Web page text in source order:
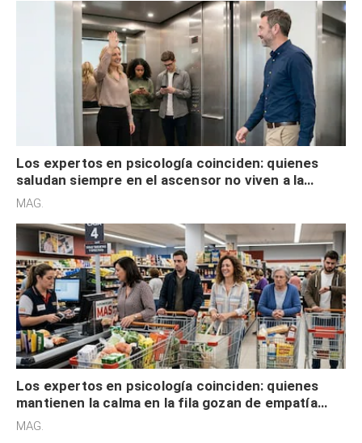
Los expertos en psicología coinciden: quienes
saludan siempre en el ascensor no viven a la
defensiva y tienen apertura social
MAG.
Los expertos en psicología coinciden: quienes
mantienen la calma en la fila gozan de empatía
cognitiva, gratitud y no solo tienen autocontrol
MAG.